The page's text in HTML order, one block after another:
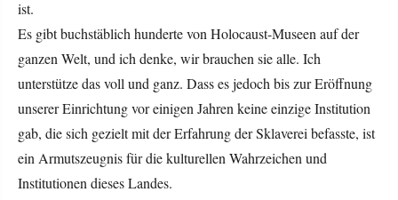
ist.
Es gibt buchstäblich hunderte von Holocaust-Museen auf der
ganzen Welt, und ich denke, wir brauchen sie alle. Ich
unterstütze das voll und ganz. Dass es jedoch bis zur Eröffnung
unserer Einrichtung vor einigen Jahren keine einzige Institution
gab, die sich gezielt mit der Erfahrung der Sklaverei befasste, ist
ein Armutszeugnis für die kulturellen Wahrzeichen und
Institutionen dieses Landes.